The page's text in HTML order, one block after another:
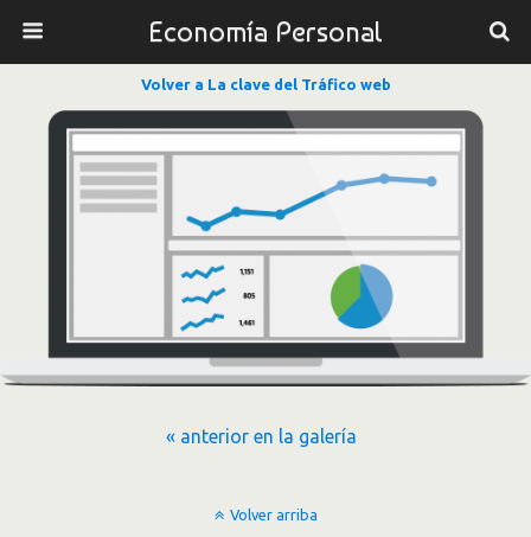
Economía Personal
Volver a La clave del Tráfico web
« anterior en la galería
Volver arriba